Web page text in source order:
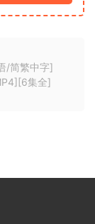
/简繁中字]
集全]